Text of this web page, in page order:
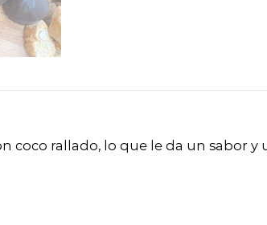
coco rallado, lo que le da un sabor y